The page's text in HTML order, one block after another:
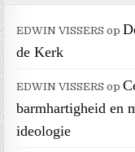
EDWIN VISSERS op
de Kerk
EDWIN VISSERS op
barmhartigheid en
ideologie